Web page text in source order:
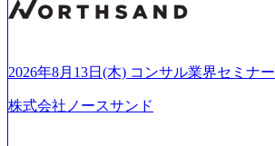
2026年8月13日(木) コンサル業界セミナー
株式会社ノースサンド